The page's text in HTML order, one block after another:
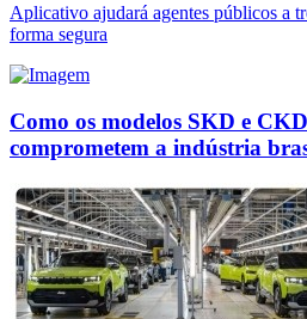
Aplicativo ajudará agentes públicos a
forma segura
Como os modelos SKD e
comprometem a indústria